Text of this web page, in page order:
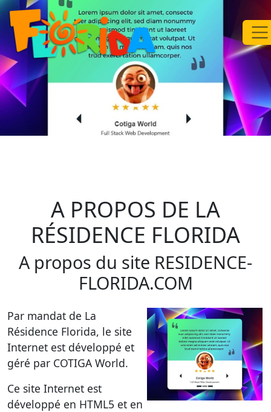
A PROPOS DE LA
RÉSIDENCE FLORIDA
A propos du site RESIDENCE-
FLORIDA.COM
Par mandat de La
Résidence Florida, le site
Internet est développé et
géré par COTIGA World.
Ce site Internet est
développé en HTML5 et en